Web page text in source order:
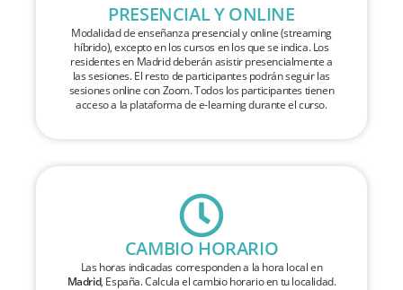
PRESENCIAL Y ONLINE
Modalidad de enseñanza presencial y online (streaming
híbrido), excepto en los cursos en los que se indica. Los
residentes en Madrid deberán asistir presencialmente a
las sesiones. El resto de participantes podrán seguir las
sesiones online con Zoom. Todos los participantes tienen
acceso a la plataforma de e-learning durante el curso.
CAMBIO HORARIO
Las horas indicadas corresponden a la hora local en
Madrid, España. Calcula el cambio horario en tu localidad.